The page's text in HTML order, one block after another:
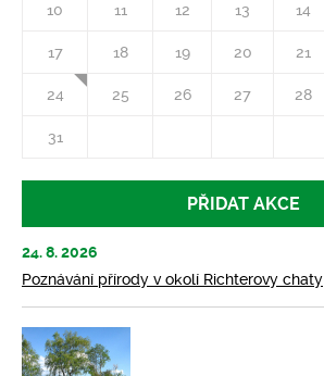
10 11 12 13 14
17 18 19 20 21
24 25 26 27 28
31
PŘIDAT AKCE
24. 8. 2026
Poznávání přírody v okolí Richterovy chaty